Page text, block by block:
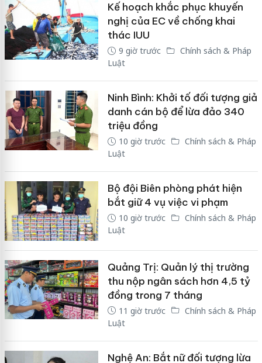
Kế hoạch khắc phục khuyến
nghị của EC về chống khai
thác IUU
9 giờ trước
Chính sách & Pháp
Luật
Ninh Bình: Khởi tố đối tượng giả
danh cán bộ để lừa đảo 340
triệu đồng
10 giờ trước
Chính sách & Pháp
Luật
Bộ đội Biên phòng phát hiện
bắt giữ 4 vụ việc vi phạm
10 giờ trước
Chính sách & Pháp
Luật
Quảng Trị: Quản lý thị trường
thu nộp ngân sách hơn 4,5 tỷ
đồng trong 7 tháng
11 giờ trước
Chính sách & Pháp
Luật
Nghệ An: Bắt nữ đối tượng lừa